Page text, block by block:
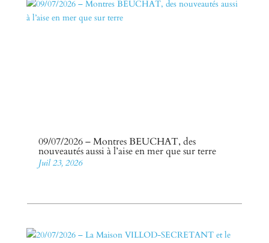
09/07/2026 – Montres BEUCHAT, des
nouveautés aussi à l’aise en mer que sur terre
Juil 23, 2026